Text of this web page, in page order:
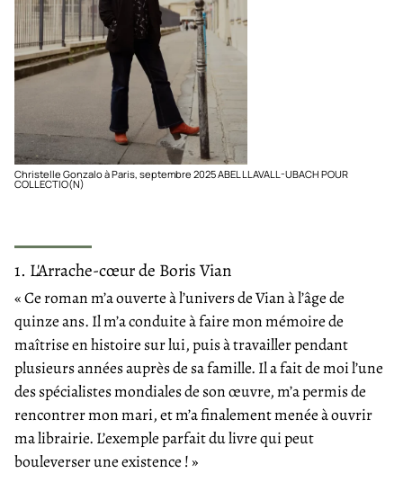
Christelle Gonzalo à Paris, septembre 2025 ABEL LLAVALL-UBACH POUR
COLLECTIO(N)
1. L'Arrache-cœur de Boris Vian
« Ce roman m’a ouverte à l’univers de Vian à l’âge de
quinze ans. Il m’a conduite à faire mon mémoire de
maîtrise en histoire sur lui, puis à travailler pendant
plusieurs années auprès de sa famille. Il a fait de moi l’une
des spécialistes mondiales de son œuvre, m’a permis de
rencontrer mon mari, et m’a finalement menée à ouvrir
ma librairie. L’exemple parfait du livre qui peut
bouleverser une existence ! »